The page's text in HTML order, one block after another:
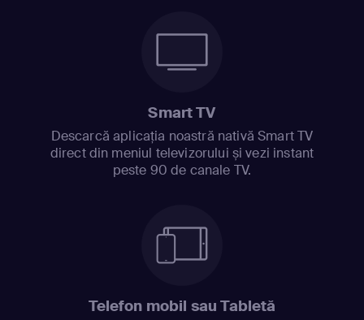
Smart TV
Descarcă aplicația noastră nativă Smart TV
direct din meniul televizorului și vezi instant
peste 90 de canale TV.
Telefon mobil sau Tabletă